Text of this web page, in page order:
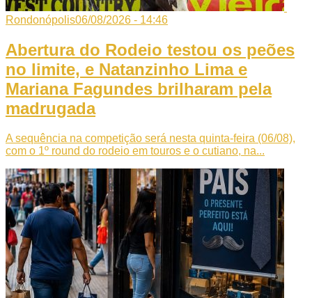
Rondonópolis06/08/2026 - 14:46
Abertura do Rodeio testou os peões
no limite, e Natanzinho Lima e
Mariana Fagundes brilharam pela
madrugada
A sequência na competição será nesta quinta-feira (06/08),
com o 1º round do rodeio em touros e o cutiano, na...